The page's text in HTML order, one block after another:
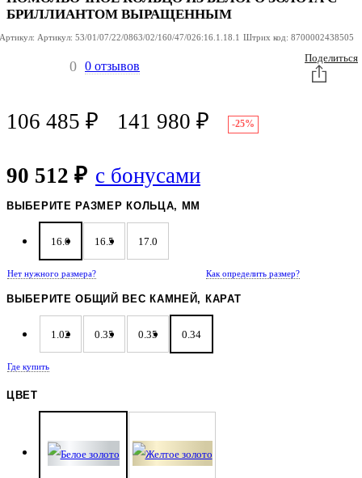
БРИЛЛИАНТОМ ВЫРАЩЕННЫМ
Артикул: Артикул: 53/01/07/22/0863/02/160/47/026:16.1.18.1 Штрих код: 8700002438505
0 0 отзывов
Поделиться
106 485 ₽ 141 980 ₽ -25%
90 512 ₽ с бонусами
ВЫБЕРИТЕ РАЗМЕР КОЛЬЦА, ММ
16.0 16.5 17.0
Нет нужного размера? Как определить размер?
ВЫБЕРИТЕ ОБЩИЙ ВЕС КАМНЕЙ, КАРАТ
1.02 0.35 0.35 0.34
Где купить
ЦВЕТ